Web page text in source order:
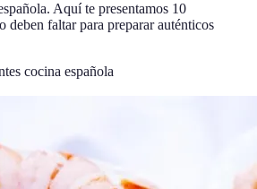
Aquí te presentamos 10
deben faltar para preparar auténticos
cocina española